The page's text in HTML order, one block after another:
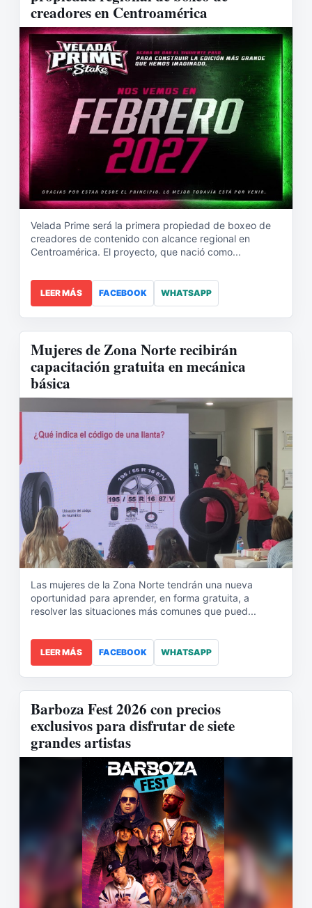
creadores en Centroamérica
Velada Prime será la primera propiedad de boxeo de
creadores de contenido con alcance regional en
Centroamérica. El proyecto, que nació como...
LEER MÁS FACEBOOK WHATSAPP
Mujeres de Zona Norte recibirán
capacitación gratuita en mecánica
básica
Las mujeres de la Zona Norte tendrán una nueva
oportunidad para aprender, en forma gratuita, a
resolver las situaciones más comunes que pued...
LEER MÁS FACEBOOK WHATSAPP
Barboza Fest 2026 con precios
exclusivos para disfrutar de siete
grandes artistas